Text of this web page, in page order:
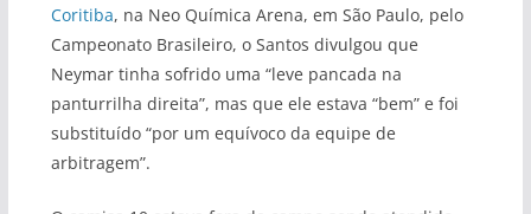
Coritiba, na Neo Química Arena, em São Paulo, pelo
Campeonato Brasileiro, o Santos divulgou que
Neymar tinha sofrido uma “leve pancada na
panturrilha direita”, mas que ele estava “bem” e foi
substituído “por um equívoco da equipe de
arbitragem”.